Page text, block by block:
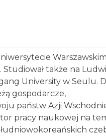
Warszawskim
także na
University w Seulu.
gospodarcze,
państw Azji
pracy naukowej na